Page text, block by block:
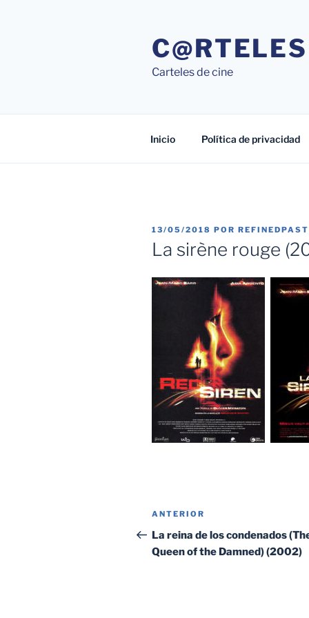
Carteles de cine
Inicio Política de privacidad
PUBLICADO
EL
13/05/2018 POR
La sirène rouge
Navegación
de
entradas
Entrada
anterior:
ANTERIOR
La reina de los condenados
Queen of the Damned) (2002)